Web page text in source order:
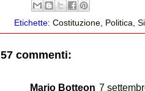
Etichette:Costituzione Politica ,
57 commenti:
Mario Botteon 7